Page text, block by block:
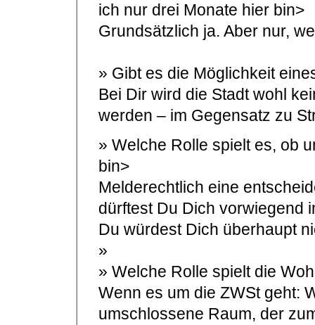
ich nur drei Monate hier bin>
Grundsätzlich ja. Aber nur,
» Gibt es die Möglichkeit
Bei Dir wird die Stadt wohl
werden – im Gegensatz zu
» Welche Rolle spielt es, ob
bin>
Melderechtlich eine
dürftest Du Dich vorwiegend
Du würdest Dich überhaupt
»
» Welche Rolle spielt die
Wenn es um die ZWSt geht:
umschlossene Raum, der